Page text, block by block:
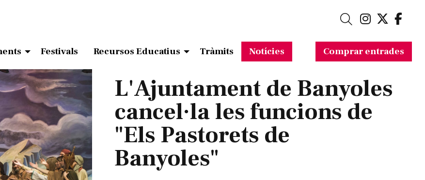
Link aLink
Cerca
Festivals Recursos Educatius Tràmits Notícies Comprar entrades
L'Ajuntament de Banyoles
cancel·la les funcions de
"Els Pastorets de
Banyoles"